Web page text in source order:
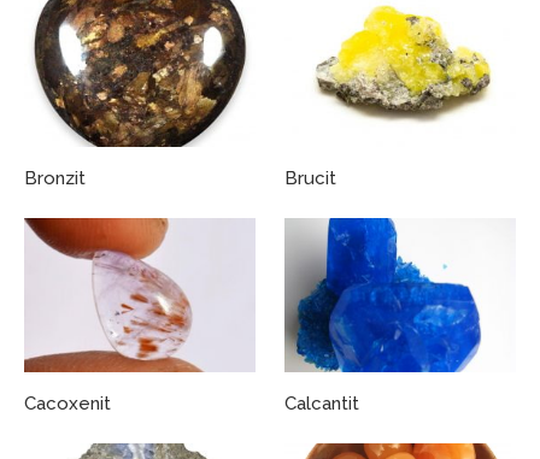
Bronzit Brucit
Cacoxenit Calcantit